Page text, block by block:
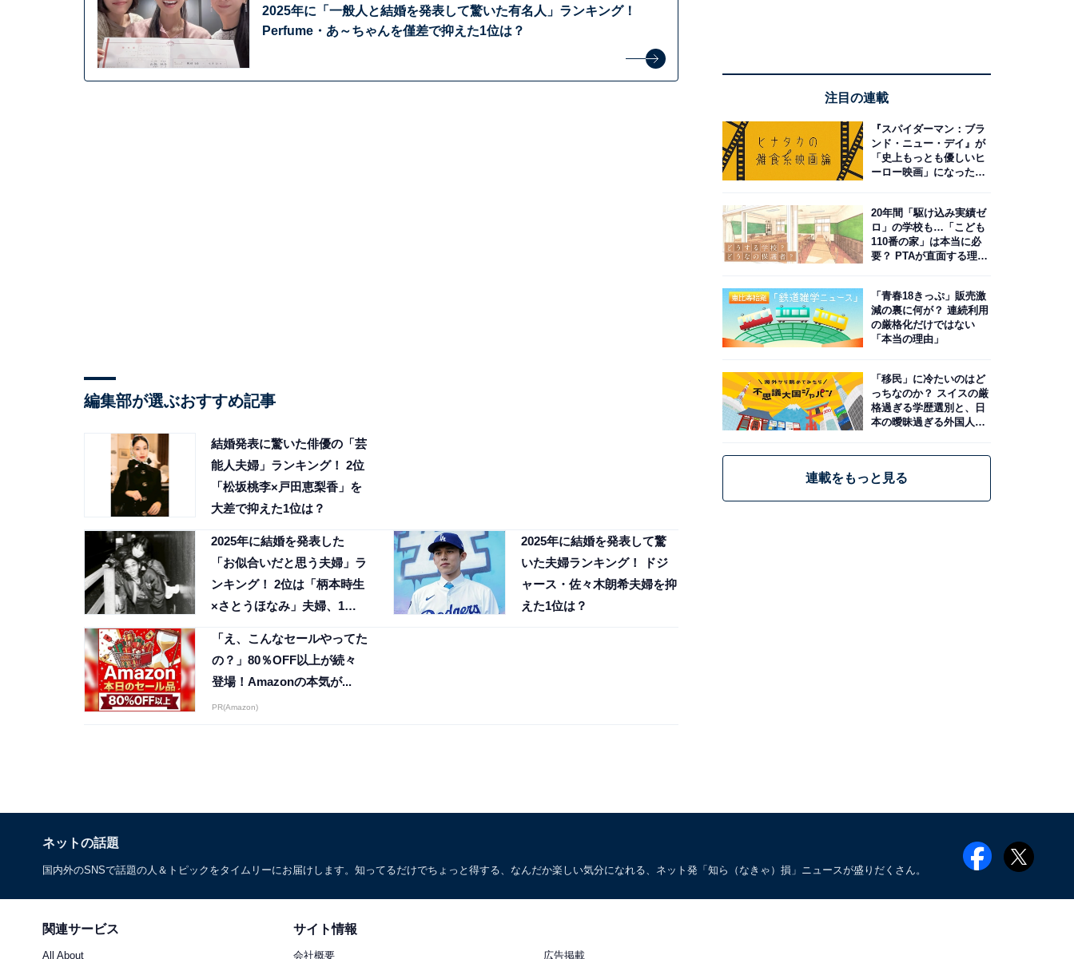
2025年に「一般人と結婚を発表して驚いた有名人」ランキング！
Perfume・あ～ちゃんを僅差で抑えた1位は？
編集部が選ぶおすすめ記事
結婚発表に驚いた俳優の「芸
能人夫婦」ランキング！ 2位
「松坂桃李×戸田恵梨香」を
大差で抑えた1位は？
2025年に結婚を発表した
「お似合いだと思う夫婦」ラ
ンキング！ 2位は「柄本時生
×さとうほなみ」夫婦、1位
2025年に結婚を発表して驚
いた夫婦ランキング！ ドジ
ャース・佐々木朗希夫婦を抑
えた1位は？
「え、こんなセールやってた
の？」80％OFF以上が続々
登場！Amazonの本気が...
PR(Amazon)
注目の連載
『スパイダーマン：ブラ
ンド・ニュー・デイ』が
「史上もっとも優しいヒ
ーロー映画」になった理
20年間「駆け込み実績ゼ
ロ」の学校も…「こども
110番の家」は本当に必
要？ PTAが直面する理想
「青春18きっぷ」販売激
減の裏に何が？ 連続利用
の厳格化だけではない
「本当の理由」
「移民」に冷たいのはど
っちなのか？ スイスの厳
格過ぎる学歴選別と、日
本の曖昧過ぎる外国人政
連載をもっと見る
ネットの話題
国内外のSNSで話題の人＆トピックをタイムリーにお届けします。知ってるだけでちょっと得する、なんだか楽しい気分になれる、ネット発「知ら（なきゃ）損」ニュースが盛りだくさん。
関連サービス
All About
サイト情報
会社概要 広告掲載